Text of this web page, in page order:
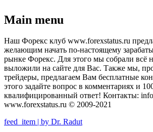
Main menu
Наш Форекс клуб www.forexstatus.ru
желающим начать по-настоящему
рынке Форекс. Для этого мы собрали всё
выложили на сайте для Вас. Также мы,
трейдеры, предлагаем Вам бесплатные
этого задайте вопрос в комментариях и
квалифицированный ответ! Контакты:
www.forexstatus.ru © 2009-2021
feed_item | by Dr. Radut